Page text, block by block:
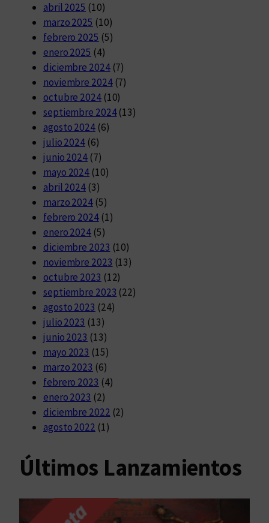
abril 2025 (10)
marzo 2025 (10)
febrero 2025 (5)
enero 2025 (4)
diciembre 2024(7)
noviembre 2024(7)
octubre 2024(10)
septiembre 2024(13)
agosto 2024(6)
julio 2024 (6)
junio 2024 (7)
mayo 2024 (10)
abril 2024 (3)
marzo 2024 (5)
febrero 2024(1)
enero 2024 (5)
diciembre 2023 (10)
noviembre 2023 (13)
octubre 2023 (12)
septiembre 2023 (22)
agosto 2023 (24)
julio 2023 (13)
junio 2023 (13)
mayo 2023 (15)
marzo 2023 (6)
febrero 2023 (4)
enero 2023 (2)
diciembre 2022 (2)
agosto 2022 (1)
Últimos Lanzamientos